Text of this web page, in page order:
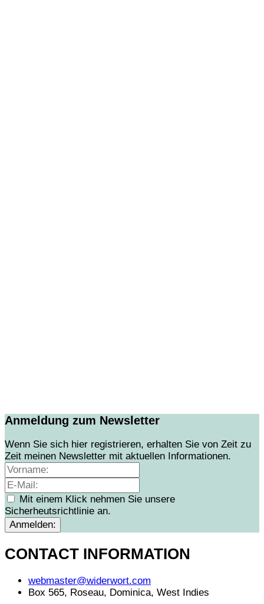
Anmeldung zum Newsletter
Wenn Sie sich hier registrieren, erhalten Sie von Zeit zu
Zeit meinen Newsletter mit aktuellen Informationen.
Mit einem Klick nehmen Sie unsere
Sicherheutsrichtlinie an.
CONTACT INFORMATION
webmaster@widerwort.com
Box 565, Roseau, Dominica, West Indies